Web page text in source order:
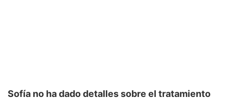
Sofía no ha dado detalles sobre el tratamiento